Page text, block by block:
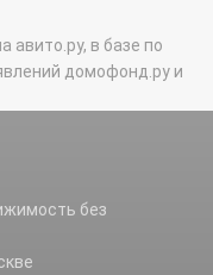
авито.ру, в базе по
домофонд.ру и
без